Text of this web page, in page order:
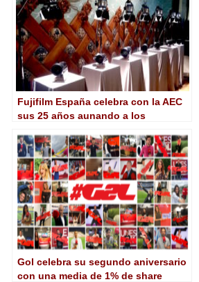
Fujifilm España celebra con la AEC
sus 25 años aunando a los
Gol celebra su segundo aniversario
con una media de 1% de share